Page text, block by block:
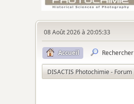
08 Août 2026 à 20:05:33
Accueil Rechercher
DISACTIS Photochimie - Forum